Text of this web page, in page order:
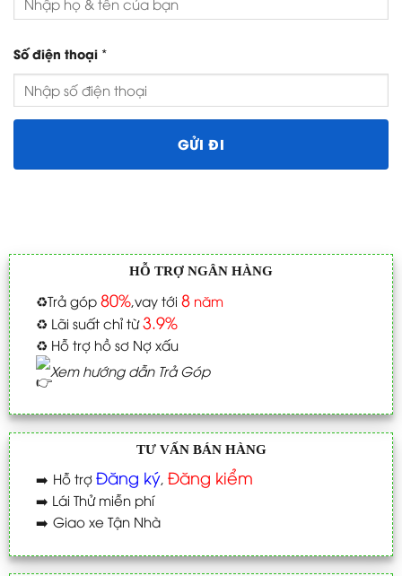
Số điện thoại *
HỖ TRỢ NGÂN HÀNG
♻️Trả góp 80%,vay tới 8năm
♻️ Lãi suất chỉ từ3.9%
♻️ Hỗ trợ hồ sơ Nợ xấu
Xem hướng dẫn Trả Góp
TƯ VẤN BÁN HÀNG
➡️ Hỗ trợ Đăng ký, Đăng kiểm
➡️ Lái Thử miễn phí
➡️ Giao xe Tận Nhà